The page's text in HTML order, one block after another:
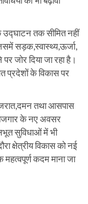
उद्घाटन तक सीमित नहीं
सड़क,स्वास्थ्य,ऊर्जा,
जोर दिया जा रहा है।
प्रदेशों के विकास पर
तथा आसपास
के नए अवसर
सुविधाओं में भी
क्षेत्रीय विकास को नई
महत्वपूर्ण कदम माना जा